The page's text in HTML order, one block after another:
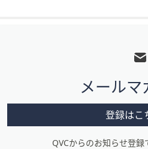
メ
ニ
メールマ
登録はこ
QVCからのお知らせ登